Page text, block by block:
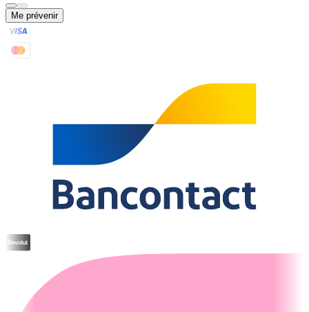
Me prévenir